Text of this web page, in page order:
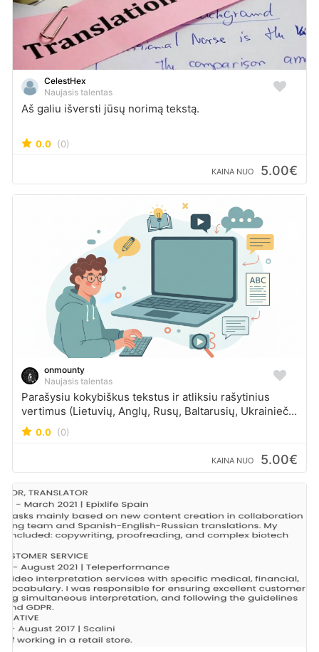
CelestHex
Naujasis talentas
Aš galiu išversti jūsų norimą tekstą.
0.0 (0)
KAINA NUO 5.00€
onmounty
Naujasis talentas
Parašysiu kokybiškus tekstus ir atliksiu rašytinius
vertimus (Lietuvių, Anglų, Rusų, Baltarusių, Ukrainiečių
kalbomis).
0.0 (0)
KAINA NUO 5.00€